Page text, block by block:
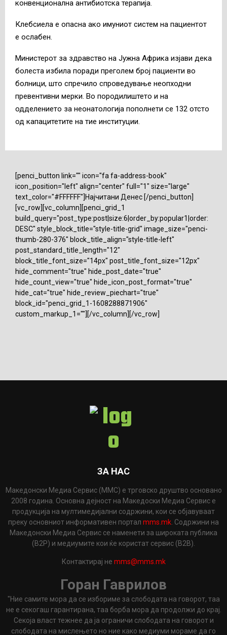
конвенционална антибиотска терапија.
Клебсиела е опасна ако имуниот систем на пациентот
е ослабен.
Министерот за здравство на Јужна Африка изјави дека
болеста избила поради преголем број пациенти во
болници, што спречило спроведување неопходни
превентивни мерки. Во породилиштето и на
одделението за неонатологија пополнети се 132 отсто
од капацитетите на тие институции.
[penci_button link="" icon="fa fa-address-book"
icon_position="left" align="center" full="1" size="large"
text_color="#FFFFFF"]Најчитани Денес [/penci_button]
[vc_row][vc_column][penci_grid_1
build_query="post_type:post|size:6|order_by:popular1|order:
DESC" style_block_title="style-title-grid" image_size="penci-
thumb-280-376" block_title_align="style-title-left"
post_standard_title_length="12"
block_title_font_size="14px" post_title_font_size="12px"
hide_comment="true" hide_post_date="true"
hide_count_view="true" hide_icon_post_format="true"
hide_cat="true" hide_review_piechart="true"
block_id="penci_grid_1-1608288871906"
custom_markup_1=""][/vc_column][/vc_row]
ЗА НАС
Македонски Медиа Сервис (ММС) е трговско друштво основано
2008 година. Основна дејност на Македоски Медиа Сервис е
продукција на мултимедијални содржини, кои се објавуваат
преку основниот информативен портал mms.mk . Содржини на
Македонски Медиа Сервис се наменети за широката публика
(B2P) и медиумите кои ќе користат сервис (B2B).
Контактирај не mms@mms.mk
Горан Гаврилов
"Ние самите мора да се избориме за слободата на говорот, таа
не е секогаш гарантирана, таа борба мора да продолжи до крај.
Секоја власт тежнее да ја ограничи слободата на говорот и
слободата на мислењето но ние како медиуми мораме да го